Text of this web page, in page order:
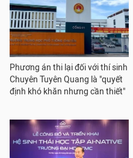
Phương án thi lại đối với thí sinh
Chuyên Tuyên Quang là "quyết
định khó khăn nhưng cần thiết"